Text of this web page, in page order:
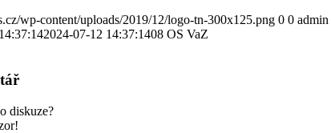
wp-content/uploads/2019/12/logo-tn-300x125.png 0 0 admin
2024-07-12 14:37:1408 OS VaZ
diskuze?